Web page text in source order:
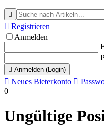

 Registrieren
Anmelden
 Anmelden (Login)
 Neues Bieterkonto 
0
Ungültige